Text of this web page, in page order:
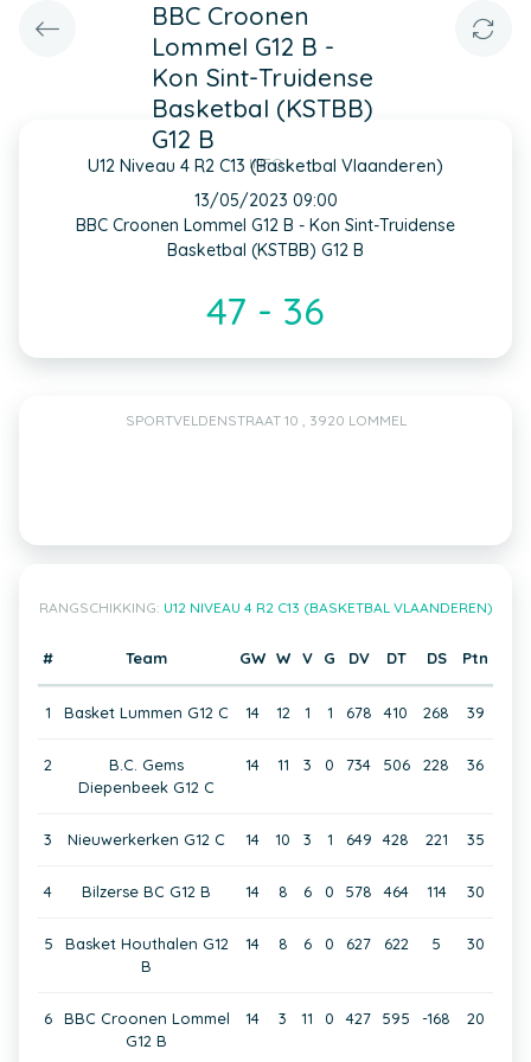
BBC Croonen
Lommel G12 B -
Kon Sint-Truidense
Basketbal (KSTBB)
G12 B
U12 Niveau 4 R2 C13 (Basketbal Vlaanderen)
INFO
13/05/2023 09:00
BBC Croonen Lommel G12 B - Kon Sint-Truidense
Basketbal (KSTBB) G12 B
47 - 36
SPORTVELDENSTRAAT 10 , 3920 LOMMEL
RANGSCHIKKING: U12 NIVEAU 4 R2 C13 (BASKETBAL VLAANDEREN)
# Team GW W V G DV DT DS Ptn
1 Basket Lummen G12 C 14 12 1 1 678 410 268 39
2
B.C. Gems
Diepenbeek G12 C
14 11 3 0 734 506 228 36
3 Nieuwerkerken G12 C 14 10 3 1 649 428 221 35
4 Bilzerse BC G12 B 14 8 6 0 578 464 114 30
5
Basket Houthalen G12
B
14 8 6 0 627 622 5 30
6
BBC Croonen Lommel
G12 B
14 3 11 0 427 595 -168 20